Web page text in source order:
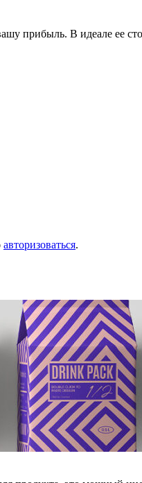
прибыль. В идеале ее
авторизоваться.